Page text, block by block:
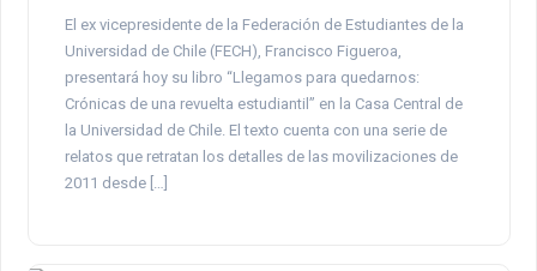
El ex vicepresidente de la Federación de Estudiantes de la
Universidad de Chile (FECH), Francisco Figueroa,
presentará hoy su libro “Llegamos para quedarnos:
Crónicas de una revuelta estudiantil” en la Casa Central de
la Universidad de Chile. El texto cuenta con una serie de
relatos que retratan los detalles de las movilizaciones de
2011 desde […]